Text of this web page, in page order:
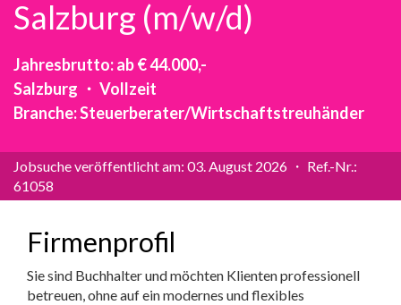
Salzburg (m/w/d)
Jahresbrutto: ab € 44.000,-
Salzburg ・ Vollzeit
Branche: Steuerberater/Wirtschaftstreuhänder
Jobsuche veröffentlicht am: 03. August 2026 ・ Ref.-Nr.:
61058
Firmenprofil
Sie sind Buchhalter und möchten Klienten professionell
betreuen, ohne auf ein modernes und flexibles